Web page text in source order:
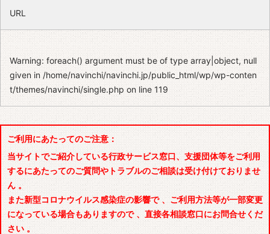
URL
Warning: foreach() argument must be of type array|object, null
given in/home/navinchi/navinchi.jp/public_html/wp/wp-conten
t/themes/navinchi/single.php on line119
ご利用にあたってのご注意：
当サイトでご紹介している行政サービス窓口、支援団体等をご利用
するにあたってのご質問やトラブルのご相談は受け付けておりませ
ん 。
また新型コロナウイルス感染症の影響で 、ご利用方法等が一部変更
になっている場合もありますので 、直接各相談窓口にお問合せくだ
さい 。